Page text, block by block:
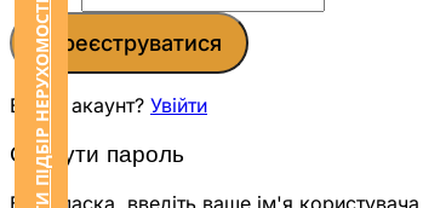
ЗАМОВИТИ ПІДБІР НЕРУХОМОСТІ
Зареєструватися
Вже є акаунт? Увійти
Скинути пароль
Будь ласка, введіть ваше ім'я